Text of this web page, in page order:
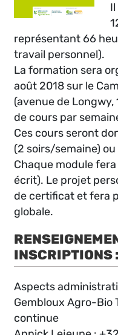
représentant 66
travail personnel).
La formation sera
août 2018 sur le
(avenue de Longwy,
de cours par
Ces cours seront
(2 soirs/semaine) ou
Chaque module fera
écrit). Le projet
de certificat et fera
globale.
INSCRIPTIONS :
Aspects
Gembloux Agro-Bio
continue